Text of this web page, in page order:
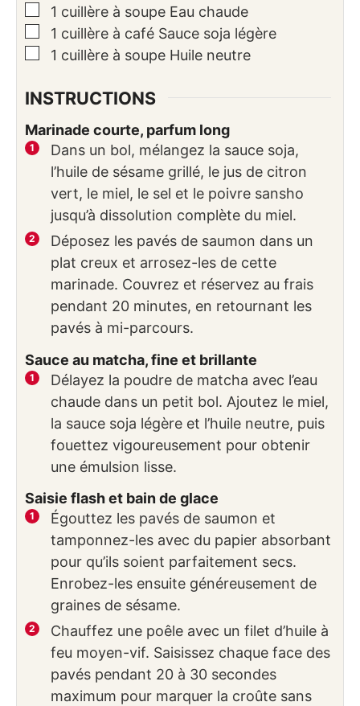
▢
1 cuillère à soupe Eau chaude
▢
1 cuillère à café Sauce soja légère
▢
1 cuillère à soupe Huile neutre
INSTRUCTIONS
Marinade courte, parfum long
Dans un bol, mélangez la sauce soja,
l’huile de sésame grillé, le jus de citron
vert, le miel, le sel et le poivre sansho
jusqu’à dissolution complète du miel.
Déposez les pavés de saumon dans un
plat creux et arrosez-les de cette
marinade. Couvrez et réservez au frais
pendant 20 minutes, en retournant les
pavés à mi-parcours.
Sauce au matcha, fine et brillante
Délayez la poudre de matcha avec l’eau
chaude dans un petit bol. Ajoutez le miel,
la sauce soja légère et l’huile neutre, puis
fouettez vigoureusement pour obtenir
une émulsion lisse.
Saisie flash et bain de glace
Égouttez les pavés de saumon et
tamponnez-les avec du papier absorbant
pour qu’ils soient parfaitement secs.
Enrobez-les ensuite généreusement de
graines de sésame.
Chauffez une poêle avec un filet d’huile à
feu moyen-vif. Saisissez chaque face des
pavés pendant 20 à 30 secondes
maximum pour marquer la croûte sans